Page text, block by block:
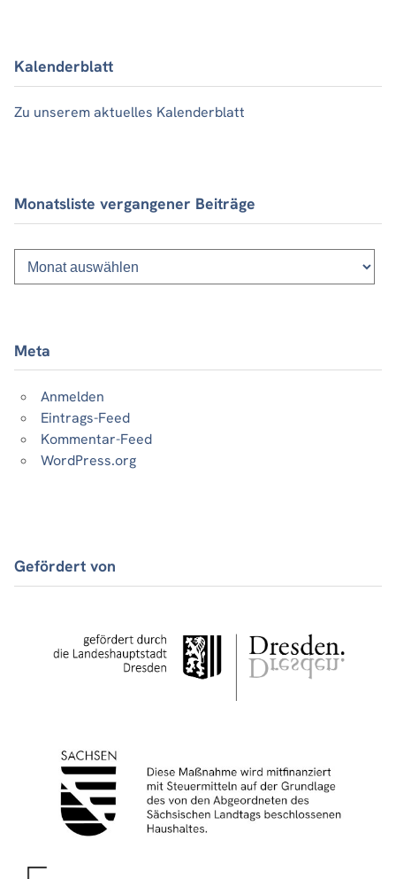
Kalenderblatt
Zu unserem aktuelles Kalenderblatt
Monatsliste vergangener Beiträge
Monatsliste
vergangener
Beiträge
Meta
Anmelden
Eintrags-Feed
Kommentar-Feed
WordPress.org
Gefördert von